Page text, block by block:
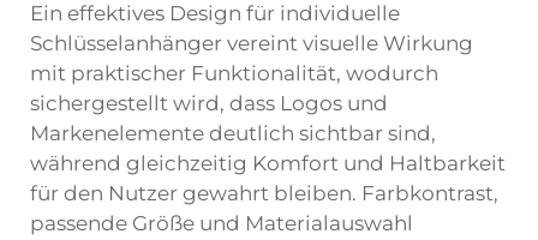
Ein effektives Design für individuelle
Schlüsselanhänger vereint visuelle Wirkung
mit praktischer Funktionalität, wodurch
sichergestellt wird, dass Logos und
Markenelemente deutlich sichtbar sind,
während gleichzeitig Komfort und Haltbarkeit
für den Nutzer gewahrt bleiben. Farbkontrast,
passende Größe und Materialauswahl